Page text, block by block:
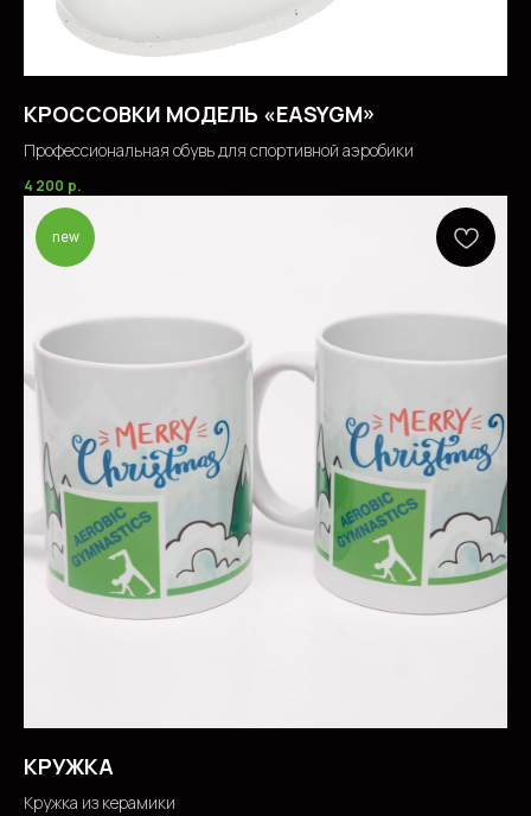
КРОССОВКИ МОДЕЛЬ «EASYGM»
Профессиональная обувь для спортивной аэробики
4 200 р.
new
КРУЖКА
Кружка из керамики